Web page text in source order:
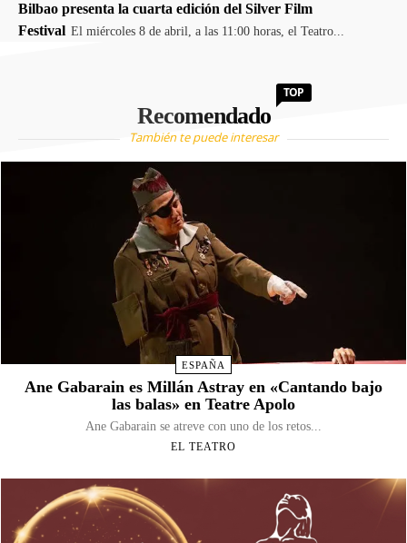
Bilbao presenta la cuarta edición del Silver Film
Festival El miércoles 8 de abril, a las 11:00 horas, el Teatro...
Recomendado
TOP
También te puede interesar
ESPAÑA
Ane Gabarain es Millán Astray en «Cantando bajo
las balas» en Teatre Apolo
Ane Gabarain se atreve con uno de los retos...
EL TEATRO